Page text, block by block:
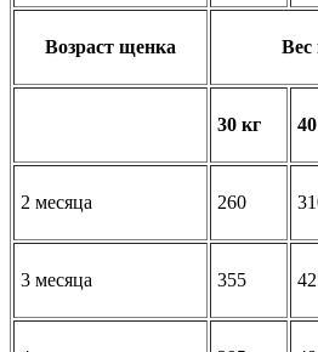
Возраст щенка Вес
30 кг
2 месяца 260
3 месяца 355